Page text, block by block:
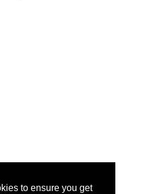
to ensure you get